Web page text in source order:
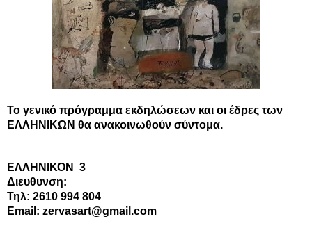
Το γενικό πρόγραμμα εκδηλώσεων και οι έδρες των
ΕΛΛΗΝΙΚΩΝ θα ανακοινωθούν σύντομα.
ΕΛΛΗΝΙΚΟΝ 3
Διευθυνση:
Τηλ: 2610 994 804
Email: zervasart@gmail.com